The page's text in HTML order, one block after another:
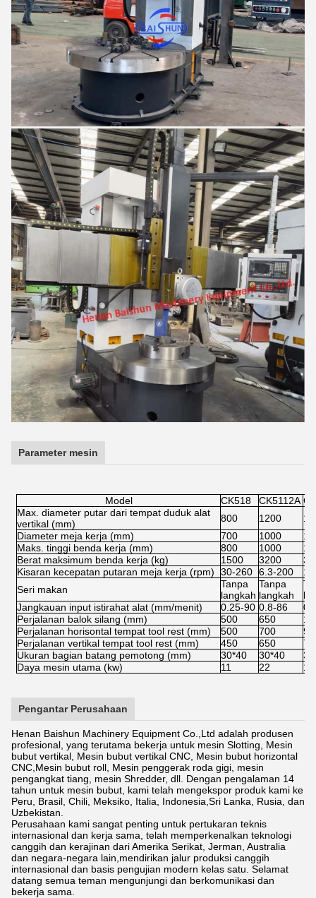
Parameter mesin
Model CK518 CK5112A
Max. diameter putar dari tempat duduk alat
vertikal (mm)
800 1200
Diameter meja kerja (mm)
700 1000
Maks. tinggi benda kerja (mm)
800 1000
Berat maksimum benda kerja (kg)
1500 3200
Kisaran kecepatan putaran meja kerja (rpm)
30-260 6.3-200
Seri makan
Tanpa
langkah
Tanpa
langkah
Jangkauan input istirahat alat (mm/menit)
0.25-90 0.8-86
Perjalanan balok silang (mm)
500 650
Perjalanan horisontal tempat tool rest (mm)
500 700
Perjalanan vertikal tempat tool rest (mm)
450 650
Ukuran bagian batang pemotong (mm)
30*40 30*40
Daya mesin utama (kw)
11 22 15
Pengantar Perusahaan
Henan Baishun Machinery Equipment Co.,Ltd adalah produsen
profesional, yang terutama bekerja untuk mesin Slotting, Mesin
bubut vertikal, Mesin bubut vertikal CNC, Mesin bubut horizontal
CNC,Mesin bubut roll, Mesin penggerak roda gigi, mesin
pengangkat tiang, mesin Shredder, dll. Dengan pengalaman 14
tahun untuk mesin bubut, kami telah mengekspor produk kami ke
Peru, Brasil, Chili, Meksiko, Italia, Indonesia,Sri Lanka, Rusia, dan
Uzbekistan.
Perusahaan kami sangat penting untuk pertukaran teknis
internasional dan kerja sama, telah memperkenalkan teknologi
canggih dan kerajinan dari Amerika Serikat, Jerman, Australia
dan negara-negara lain,mendirikan jalur produksi canggih
internasional dan basis pengujian modern kelas satu. Selamat
datang semua teman mengunjungi dan berkomunikasi dan
bekerja sama.